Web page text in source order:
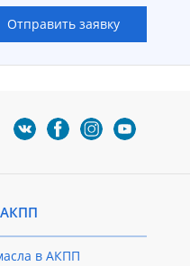
Отправить заявку
в АКПП